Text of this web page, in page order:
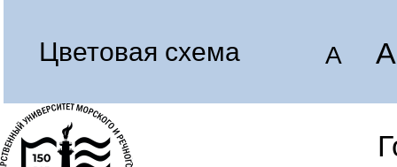
Цветовая схема A A